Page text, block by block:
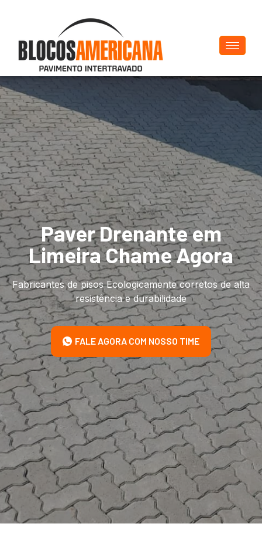
Paver Drenante em
Limeira Chame Agora
Fabricantes de pisos Ecologicamente corretos de alta
resistência e durabilidade
FALE AGORA COM NOSSO TIME